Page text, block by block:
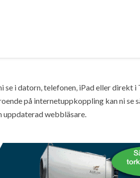
i datorn, telefonen, iPad eller direkt i
på internetuppkoppling kan ni se
uppdaterad webbläsare.